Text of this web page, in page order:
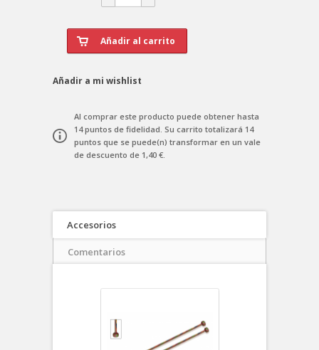
Añadir a mi wishlist
Al comprar este producto puede obtener hasta
14puntos de fidelidad. Su carrito totalizará 14
puntos que se puede(n) transformar en un vale
de descuento de 1,40 €.
Accesorios
Comentarios